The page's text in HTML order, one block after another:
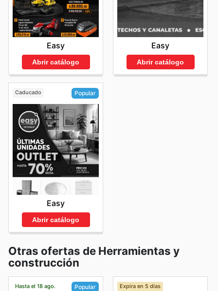
Easy
Abrir catálogo
Easy
Abrir catálogo
Caducado Popular
Easy
Abrir catálogo
Otras ofertas de Herramientas y
construcción
Hasta el 18 ago. Popular Expira en 5 días